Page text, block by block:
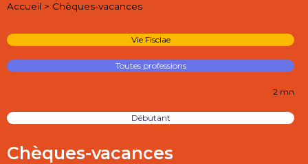
Accueil > Chèques-vacances
Vie Fisclae
Toutes professions
2 mn
Débutant
Chèques-vacances